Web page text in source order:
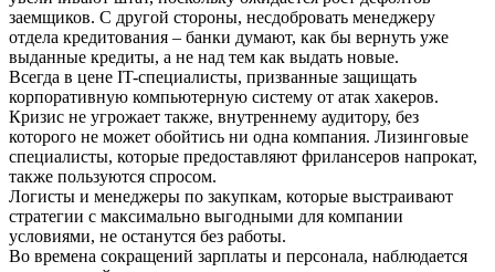
заемщиков. С другой стороны, несдобровать менеджеру
отдела кредитования – банки думают, как бы вернуть уже
выданные кредиты, а не над тем как выдать новые.
Всегда в цене IT-специалисты, призванные защищать
корпоративную компьютерную систему от атак хакеров.
Кризис не угрожает также, внутреннему аудитору, без
которого не может обойтись ни одна компания. Лизинговые
специалисты, которые предоставляют фрилансеров напрокат,
также пользуются спросом.
Логисты и менеджеры по закупкам, которые выстраивают
стратегии с максимально выгодными для компании
условиями, не останутся без работы.
Во времена сокращений зарплаты и персонала, наблюдается